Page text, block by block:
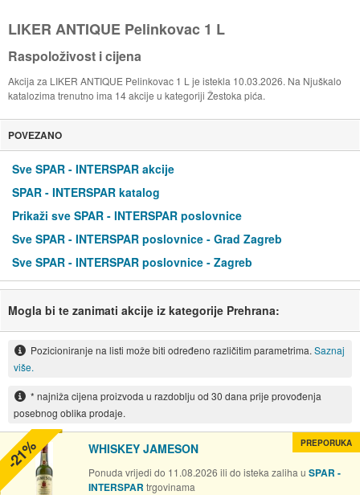
LIKER ANTIQUE Pelinkovac 1 L
Raspoloživost i cijena
Akcija za LIKER ANTIQUE Pelinkovac 1 L je istekla 10.03.2026. Na Njuškalo
katalozima trenutno ima 14 akcije u kategoriji Žestoka pića.
POVEZANO
Sve SPAR - INTERSPAR akcije
SPAR - INTERSPAR katalog
Prikaži sve SPAR - INTERSPAR poslovnice
Sve SPAR - INTERSPAR poslovnice - Grad Zagreb
Sve SPAR - INTERSPAR poslovnice - Zagreb
Mogla bi te zanimati akcije iz kategorije Prehrana:
Pozicioniranje na listi može biti određeno različitim parametrima. Saznaj
više.
* najniža cijena proizvoda u razdoblju od 30 dana prije provođenja
posebnog oblika prodaje.
WHISKEY JAMESON
Ponuda vrijedi do 11.08.2026 ili do isteka zaliha u SPAR -
INTERSPAR trgovinama
PREPORUKA
-21%